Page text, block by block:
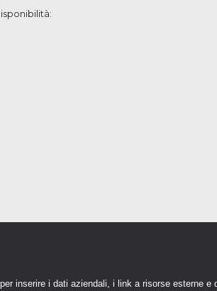
inserire i dati aziendali, i link a risorse esterne e